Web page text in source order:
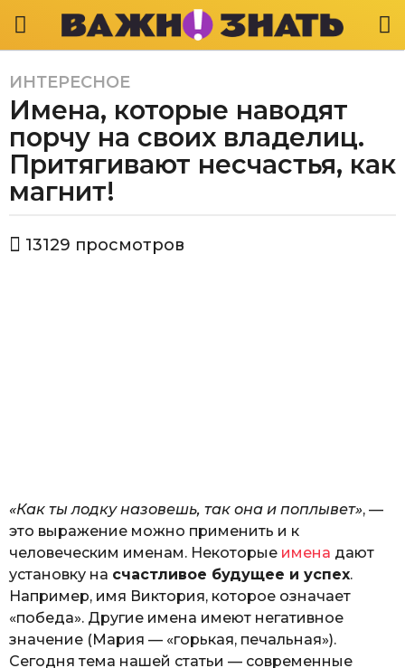
5
л
т
a
g
4
г
ИНТЕРЕСНОЕ
Имена, которые наводят
порчу на своих владелиц.
Притягивают несчастья, как
магнит!
в
13129 просмотров
«Как ты лодку назовешь, так она и поплывет», —
это выражение можно применить и к
человеческим именам. Некоторые имена дают
установку на счастливое будущее и успех.
Например, имя Виктория, которое означает
«победа». Другие имена имеют негативное
значение (Мария — «горькая, печальная»).
Сегодня тема нашей статьи — современные